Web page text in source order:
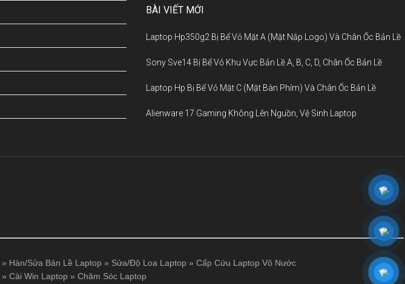
BÀI VIẾT MỚI
Laptop Hp350g2 Bị Bể Vỏ Mặt A (Mặt Nắp Logo) Và Chân Ốc Bản Lề
Sony Sve14 Bị Bể Vỏ Khu Vực Bản Lề A, B, C, D, Chân Ốc Bản Lề
Laptop Hp Bị Bể Vỏ Mặt C (Mặt Bàn Phím) Và Chân Ốc Bản Lề
Alienware 17 Gaming Không Lên Nguồn, Vệ Sinh Laptop
» Hàn/Sửa Bản Lề Laptop » Sửa/Độ Loa Laptop » Cấp Cứu Laptop Vô Nước
» Cài Win Laptop » Chăm Sóc Laptop